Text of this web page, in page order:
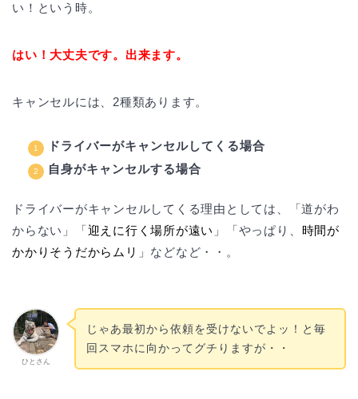
い！という時。
はい！大丈夫です。出来ます。
キャンセルには、2種類あります。
ドライバーがキャンセルしてくる場合
自身がキャンセルする場合
ドライバーがキャンセルしてくる理由としては、「道がわ
からない」「迎えに行く場所が遠い 」「やっぱり、 時間が
かかりそうだからムリ 」などなど・・。
ひとさん
じゃあ最初から依頼を受けないでよッ！と毎
回スマホに向かってグチりますが・・